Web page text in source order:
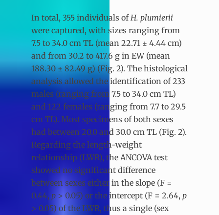
In total, 355 individuals of H. plumierii
were captured, with sizes ranging from
7.5 to 34.0 cm TL (mean 22.71 ± 4.44 cm)
and from 30.2 to 417.6 g in EW (mean
188.30 ± 82.49 g) (Fig. 2). The histological
analysis allowed the identification of 233
males (ranging from 7.5 to 34.0 cm TL)
and 122 females (ranging from 7.7 to 29.5
cm TL). Most specimens of both sexes
had between 20.0 and 30.0 cm TL (Fig. 2).
Regarding the length-weight
relationship (LWR), the ANCOVA test
showed no significant difference
between sexes either in the slope (F =
0.44, p > 0.05) or the intercept (F = 2.64, p
> 0.05) of the LWR, thus a single (sex